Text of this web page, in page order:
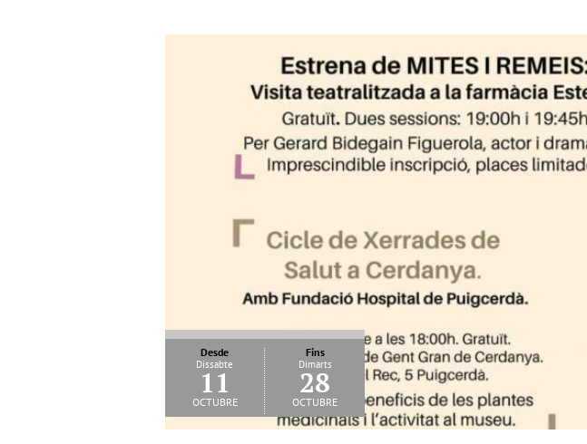
Desde
Dissabte
11
octubre
Fins
Dimarts
28
octubre